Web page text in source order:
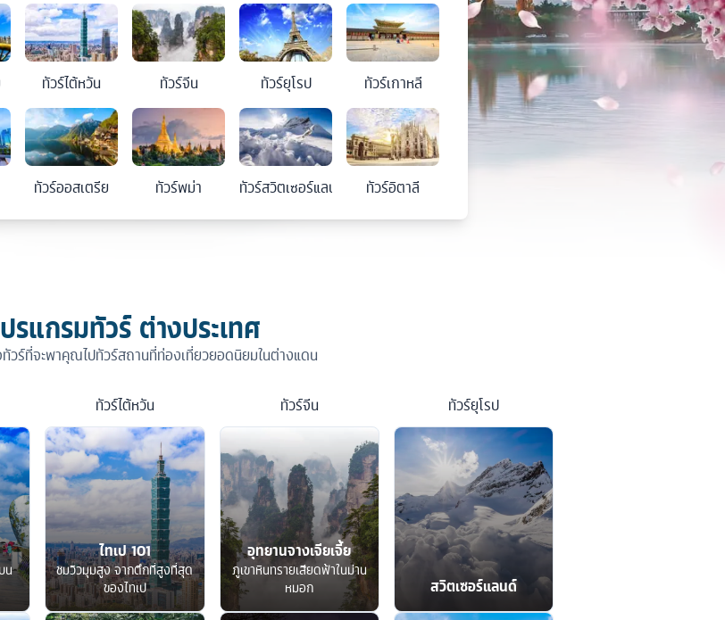
ทัวร์ไต้หวัน ทัวร์จีน ทัวร์ยุโรป ทัวร์เกาหลี
ทัวร์ออสเตรีย ทัวร์พม่า ทัวร์สวิตเซอร์แลนด์ ทัวร์อิตาลี
รแกรมทัวร์ ต่างประเทศ
วร์ที่จะพาคุณไปทัวร์สถานที่ท่องเที่ยวยอดนิยมในต่างแดน
น
ทัวร์ไต้หวัน
ไทเป 101
ชมวิวมุมสูง จากตึกที่สูงที่สุด
ของไทเป
ทัวร์จีน
อุทยานจางเจียเจี้ย
ภูเขาหินทรายเสียดฟ้าในม่าน
หมอก
ทัวร์ยุโรป
สวิตเซอร์แลนด์